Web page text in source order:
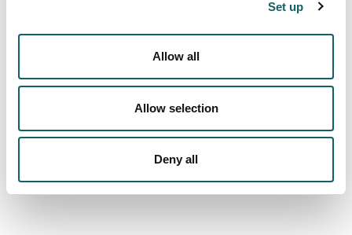
Set up
Allow all
Allow selection
Deny all
Actualidad
Mucho más que universidad